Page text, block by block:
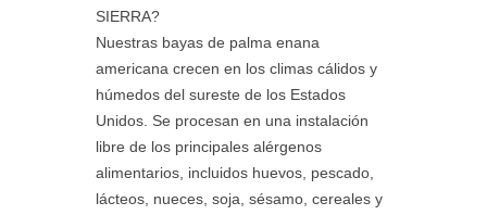
SIERRA?
Nuestras bayas de palma enana
americana crecen en los climas cálidos y
húmedos del sureste de los Estados
Unidos. Se procesan en una instalación
libre de los principales alérgenos
alimentarios, incluidos huevos, pescado,
lácteos, nueces, soja, sésamo, cereales y